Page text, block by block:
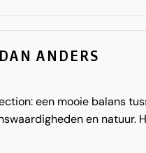
zeker weer bij jullie.
ANDERS
een mooie balans
en natuur.
California of Florida en